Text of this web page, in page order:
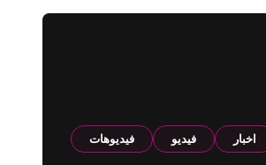
اخبار فيديو فيديوهات